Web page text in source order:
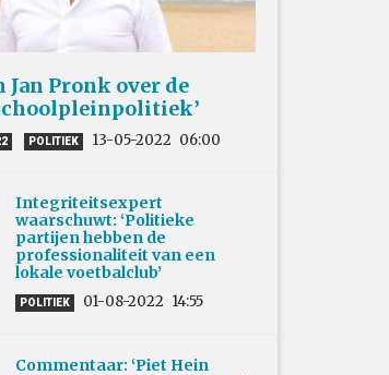
Jan Pronk over de
POLITIEK 13-05-2022 06:00
Integriteitsexpert
waarschuwt: ‘Politieke
partijen hebben de
professionaliteit van een
lokale voetbalclub’
POLITIEK 01-08-2022 14:55
Commentaar: ‘Piet Hein